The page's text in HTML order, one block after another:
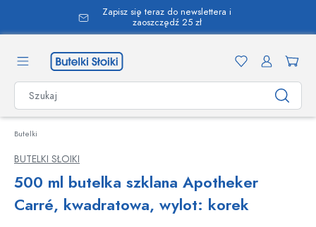
zawartości
Zapisz się teraz do newslettera i
zaoszczędź 25 zł
Butelki
BUTELKI SŁOIKI
500 ml butelka szklana Apotheker
Carré, kwadratowa, wylot: korek